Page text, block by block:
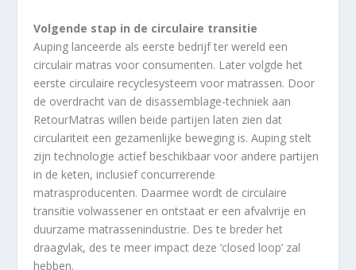
Volgende stap in de circulaire transitie
Auping lanceerde als eerste bedrijf ter wereld een
circulair matras voor consumenten. Later volgde het
eerste circulaire recyclesysteem voor matrassen. Door
de overdracht van de disassemblage-techniek aan
RetourMatras willen beide partijen laten zien dat
circulariteit een gezamenlijke beweging is. Auping stelt
zijn technologie actief beschikbaar voor andere partijen
in de keten, inclusief concurrerende
matrasproducenten. Daarmee wordt de circulaire
transitie volwassener en ontstaat er een afvalvrije en
duurzame matrassenindustrie. Des te breder het
draagvlak, des te meer impact deze ‘closed loop’ zal
hebben.